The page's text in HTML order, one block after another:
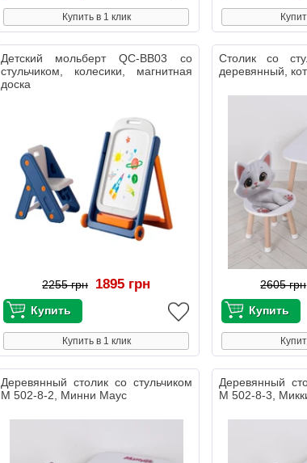
Купить в 1 клик
Детский мольберт QC-BB03 со
стульчиком, колесики, магнитная
доска
2255 грн 1895 грн
Купить в 1 клик
Столик со
деревянный,
2605 грн
Деревянный столик со стульчиком
M 502-8-2, Минни Маус
Деревянный
M 502-8-3,